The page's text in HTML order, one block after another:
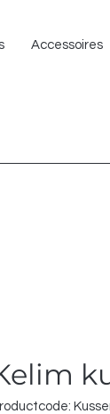
Accessoires